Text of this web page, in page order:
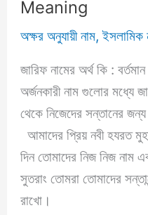
Meaning
অক্ষর অনুযায়ী নাম,ইসলামিক
জারিফ নামের অর্থ কি :
অর্জনকারী নাম গুলোর মধ্যে
থেকে নিজেদের সন্তানের
আমাদের প্রিয় নবী হযরত
দিন তোমাদের নিজ নিজ নাম
সুতরাং তোমরা তোমাদের
রাখো।